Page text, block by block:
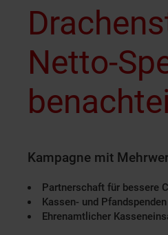
Netto-
Kampagne mit
Partnerschaft für bessere
Kassen- und
Ehrenamtlicher